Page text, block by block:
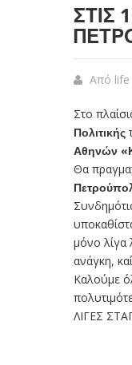
ΣΤΙΣ
Από life
Στο
Πολιτικής
Αθηνών
Θα
μόνο λίγα
ανάγκη,
Καλούμε
ΛΙΓΕΣ